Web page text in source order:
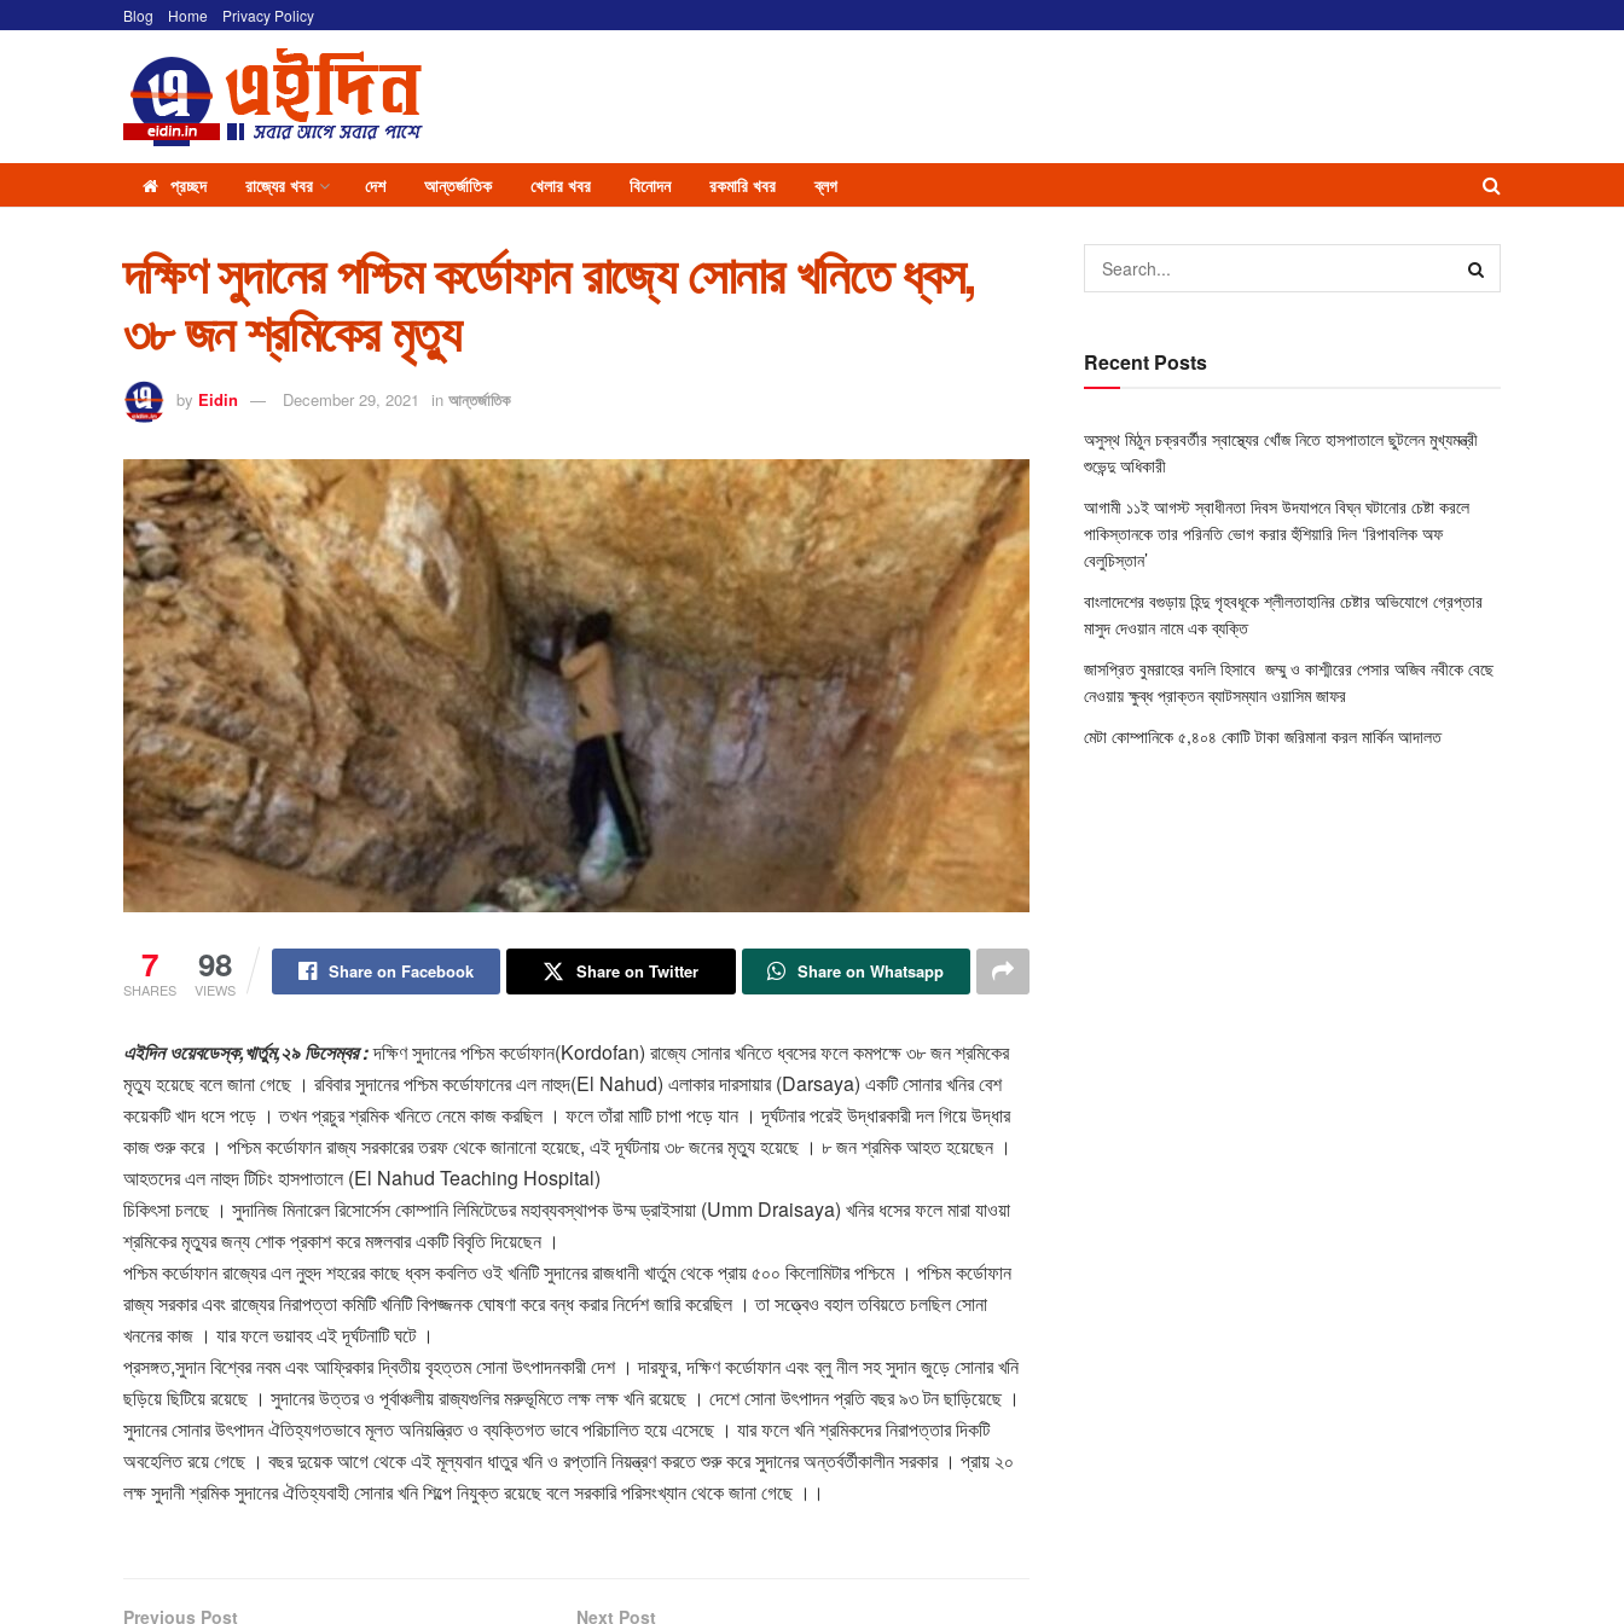
Blog Home Privacy Policy
প্রচ্ছদ রাজ্যের খবর দেশ আন্তর্জাতিক খেলার খবর বিনোদন রকমারি খবর ব্লগ
দক্ষিণ সুদানের পশ্চিম কর্ডোফান রাজ্যে সোনার খনিতে ধ্বস,
৩৮ জন শ্রমিকের মৃত্যু
by Eidin December 29, 2021 in আন্তর্জাতিক
7
SHARES
98
VIEWS
Share on Facebook Share on Twitter Share on Whatsapp
এইদিন ওয়েবডেস্ক,খার্তুম,২৯ ডিসেম্বর :দক্ষিণ সুদানের পশ্চিম কর্ডোফান(Kordofan) রাজ্যে সোনার খনিতে ধ্বসের ফলে কমপক্ষে ৩৮ জন শ্রমিকের
মৃত্যু হয়েছে বলে জানা গেছে । রবিবার সুদানের পশ্চিম কর্ডোফানের এল নাহুদ(El Nahud) এলাকার দারসায়ার (Darsaya) একটি সোনার খনির বেশ
কয়েকটি খাদ ধসে পড়ে । তখন প্রচুর শ্রমিক খনিতে নেমে কাজ করছিল । ফলে তাঁরা মাটি চাপা পড়ে যান । দূর্ঘটনার পরেই উদ্ধারকারী দল গিয়ে উদ্ধার
কাজ শুরু করে । পশ্চিম কর্ডোফান রাজ্য সরকারের তরফ থেকে জানানো হয়েছে, এই দূর্ঘটনায় ৩৮ জনের মৃত্যু হয়েছে । ৮ জন শ্রমিক আহত হয়েছেন ।
আহতদের এল নাহুদ টিচিং হাসপাতালে (El Nahud Teaching Hospital)
চিকিৎসা চলছে । সুদানিজ মিনারেল রিসোর্সেস কোম্পানি লিমিটেডের মহাব্যবস্থাপক উম্ম ড্রাইসায়া (Umm Draisaya) খনির ধসের ফলে মারা যাওয়া
শ্রমিকের মৃত্যুর জন্য শোক প্রকাশ করে মঙ্গলবার একটি বিবৃতি দিয়েছেন ।
পশ্চিম কর্ডোফান রাজ্যের এল নুহুদ শহরের কাছে ধ্বস কবলিত ওই খনিটি সুদানের রাজধানী খার্তুম থেকে প্রায় ৫০০ কিলোমিটার পশ্চিমে । পশ্চিম কর্ডোফান
রাজ্য সরকার এবং রাজ্যের নিরাপত্তা কমিটি খনিটি বিপজ্জনক ঘোষণা করে বন্ধ করার নির্দেশ জারি করেছিল । তা সত্ত্বেও বহাল তবিয়তে চলছিল সোনা
খননের কাজ । যার ফলে ভয়াবহ এই দূর্ঘটনাটি ঘটে ।
প্রসঙ্গত,সুদান বিশ্বের নবম এবং আফ্রিকার দ্বিতীয় বৃহত্তম সোনা উৎপাদনকারী দেশ । দারফুর, দক্ষিণ কর্ডোফান এবং ব্লু নীল সহ সুদান জুড়ে সোনার খনি
ছড়িয়ে ছিটিয়ে রয়েছে । সুদানের উত্তর ও পূর্বাঞ্চলীয় রাজ্যগুলির মরুভূমিতে লক্ষ লক্ষ খনি রয়েছে । দেশে সোনা উৎপাদন প্রতি বছর ৯৩ টন ছাড়িয়েছে ।
সুদানের সোনার উৎপাদন ঐতিহ্যগতভাবে মূলত অনিয়ন্ত্রিত ও ব্যক্তিগত ভাবে পরিচালিত হয়ে এসেছে । যার ফলে খনি শ্রমিকদের নিরাপত্তার দিকটি
অবহেলিত রয়ে গেছে । বছর দুয়েক আগে থেকে এই মূল্যবান ধাতুর খনি ও রপ্তানি নিয়ন্ত্রণ করতে শুরু করে সুদানের অন্তর্বর্তীকালীন সরকার । প্রায় ২০
লক্ষ সুদানী শ্রমিক সুদানের ঐতিহ্যবাহী সোনার খনি শিল্পে নিযুক্ত রয়েছে বলে সরকারি পরিসংখ্যান থেকে জানা গেছে ।।
Previous Post Next Post
Recent Posts
অসুস্থ মিঠুন চক্রবর্তীর স্বাস্থ্যের খোঁজ নিতে হাসপাতালে ছুটলেন মুখ্যমন্ত্রী
শুভেন্দু অধিকারী
আগামী ১১ই আগস্ট স্বাধীনতা দিবস উদযাপনে বিঘ্ন ঘটানোর চেষ্টা করলে
পাকিস্তানকে তার পরিনতি ভোগ করার হুঁশিয়ারি দিল ‘রিপাবলিক অফ
বেলুচিস্তান’
বাংলাদেশের বগুড়ায় হিন্দু গৃহবধূকে শ্লীলতাহানির চেষ্টার অভিযোগে গ্রেপ্তার
মাসুদ দেওয়ান নামে এক ব্যক্তি
জাসপ্রিত বুমরাহের বদলি হিসাবে জম্মু ও কাশ্মীরের পেসার অজিব নবীকে বেছে
নেওয়ায় ক্ষুব্ধ প্রাক্তন ব্যাটসম্যান ওয়াসিম জাফর
মেটা কোম্পানিকে ৫,৪০৪ কোটি টাকা জরিমানা করল মার্কিন আদালত